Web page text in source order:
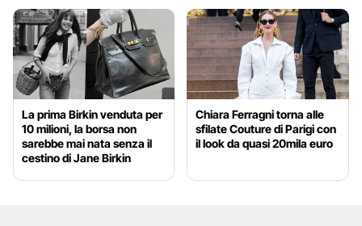
La prima Birkin venduta per
10 milioni, la borsa non
sarebbe mai nata senza il
cestino di Jane Birkin
Chiara Ferragni torna alle
sfilate Couture di Parigi con
il look da quasi 20mila euro